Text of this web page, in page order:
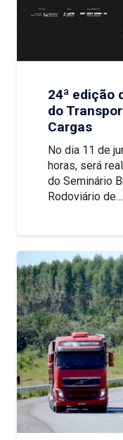
24ª edição
do
Cargas
No dia 11 de
horas, será
do Seminário
Rodoviário de…